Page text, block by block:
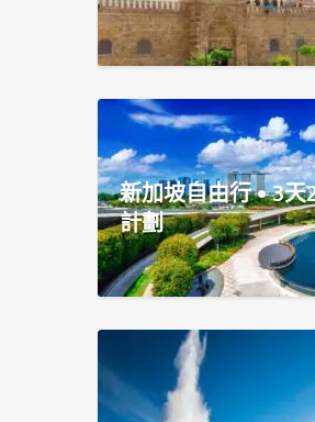
新加坡自由行 • 3天
計劃